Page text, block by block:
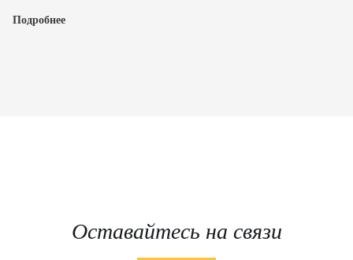
Подробнее
Оставайтесь на связи